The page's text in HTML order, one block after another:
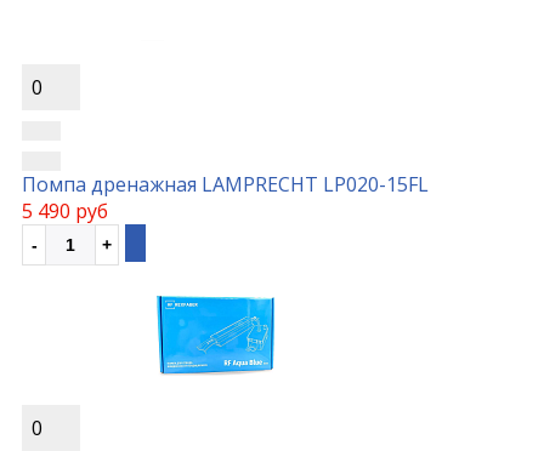
0
Помпа дренажная LAMPRECHT LP020-15FL
5 490 руб
0